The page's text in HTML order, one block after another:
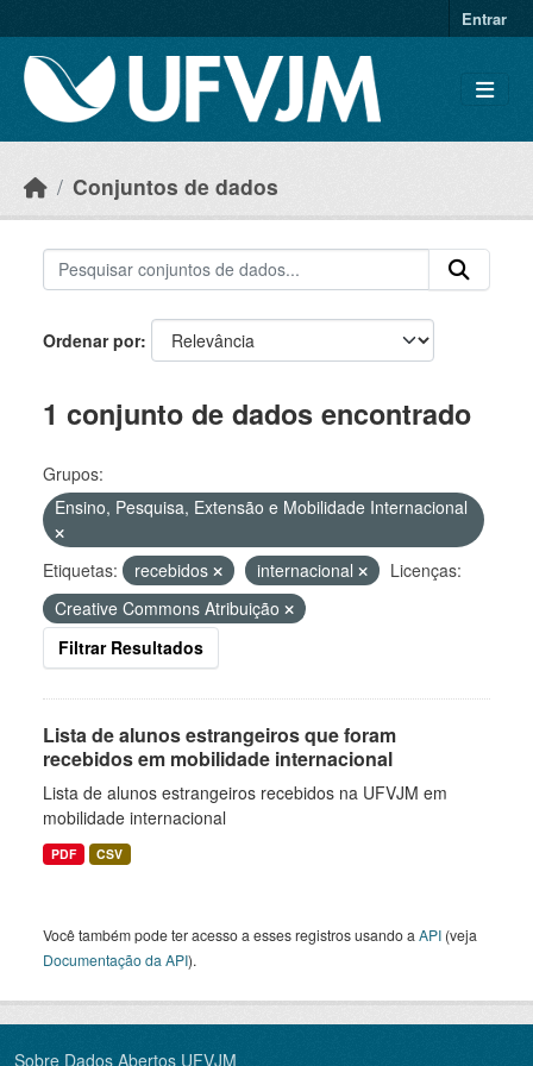
Entrar
Conjuntos de dados
Ordenar por
1 conjunto de dados encontrado
Grupos:
Ensino, Pesquisa, Extensão e Mobilidade Internacional
Etiquetas: recebidos internacional
Licenças:
Creative Commons Atribuição
Filtrar Resultados
Lista de alunos estrangeiros que foram
recebidos em mobilidade internacional
Lista de alunos estrangeiros recebidos na UFVJM em
mobilidade internacional
PDF CSV
Você também pode ter acesso a esses registros usando a API (veja
Documentação da API).
Sobre Dados Abertos UFVJM